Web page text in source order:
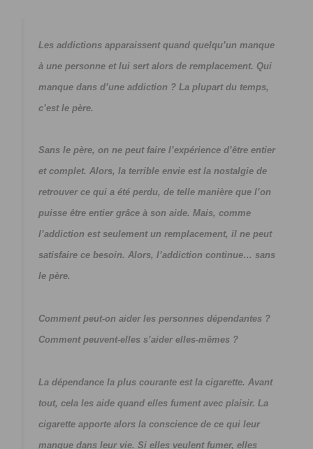
Les addictions apparaissent quand quelqu’un manque
à une personne et lui sert alors de remplacement. Qui
manque dans d’une addiction ? La plupart du temps,
c’est le père.
Sans le père, on ne peut faire l’expérience d’être entier
et complet. Alors, la terrible envie est la nostalgie de
retrouver ce qui a été perdu, de telle manière que l’on
puisse être entier grâce à son aide. Mais, comme
l’addiction est seulement un remplacement, il ne peut
satisfaire ce besoin. Alors, l’addiction continue… sans
le père.
Comment peut-on aider les personnes dépendantes ?
Comment peuvent-elles s’aider elles-mêmes ?
La dépendance la plus courante est la cigarette. Avant
tout, cela les aide quand elles fument avec plaisir. La
cigarette apporte alors la conscience de ce qui leur
manque dans leur vie. Si elles veulent fumer, elles